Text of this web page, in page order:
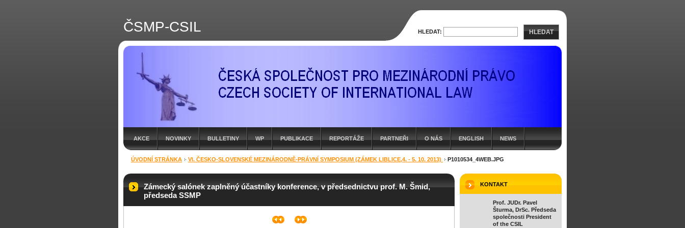
ČSMP-CSIL
AKCE NOVINKY BULLETINY WP PUBLIKACE REPORTÁŽE PARTNEŘI O NÁS ENGLISH NEWS
ÚVODNÍ STRÁNKA VI. ČESKO-SLOVENSKÉ MEZINÁRODNĚ-PRÁVNÍ SYMPOSIUM (ZÁMEK LIBLICE,4. - 5. 10. 2013) P1010534_4WEB.JPG
Zámecký salónek zaplněný účastníky konference, v předsednictvu prof. M. Šmid,
předseda SSMP
KONTAKT
Prof. JUDr. Pavel
Šturma, DrSc. Předseda
společnosti President
of the CSIL
HLEDAT: HLEDAT